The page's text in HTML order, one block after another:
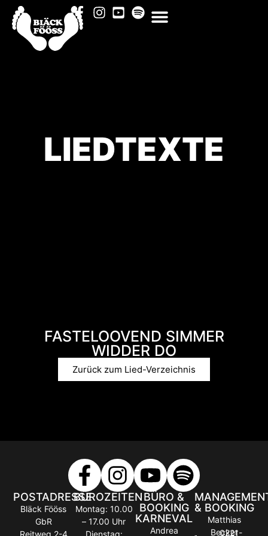
LIEDTEXTE
FASTELOOVEND SIMMER
WIDDER DO
Zurück zum Lied-Verzeichnis
POSTADRESSE
Bläck Fööss
GbR
Reitweg 2-4
BÜROZEITEN
Montag: 10.00
– 17.00 Uhr
Dienstag:
BÜRO &
BOOKING
KARNEVAL
Andrea
& BOOKING
Matthias
Becker
0221-